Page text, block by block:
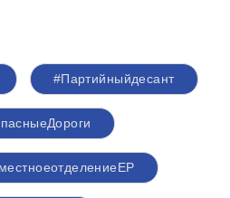
#Партийныйдесант